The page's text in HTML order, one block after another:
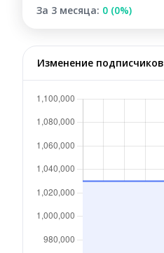
За 3 месяца: 0 (0%)
Изменение подписчиков